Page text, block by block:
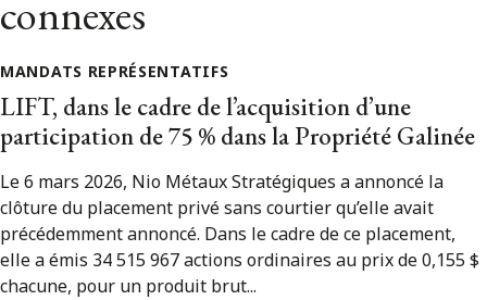
connexes
MANDATS REPRÉSENTATIFS
LIFT, dans le cadre de l’acquisition d’une
participation de 75 % dans la Propriété Galinée
Le 6 mars 2026, Nio Métaux Stratégiques a annoncé la
clôture du placement privé sans courtier qu’elle avait
précédemment annoncé. Dans le cadre de ce placement,
elle a émis 34 515 967 actions ordinaires au prix de 0,155 $
chacune, pour un produit brut...